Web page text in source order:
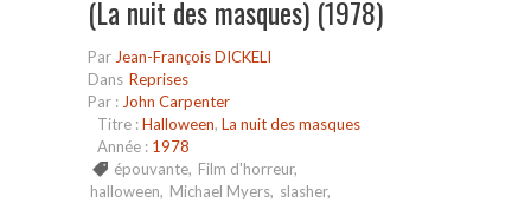
(La nuit des masques) (1978)
Par Jean-François DICKELI
Dans Reprises
Par : John Carpenter
Titre :Halloween, La nuit des masques
Année : 1978
épouvante, Film d'horreur,
halloween, Michael Myers, slasher,